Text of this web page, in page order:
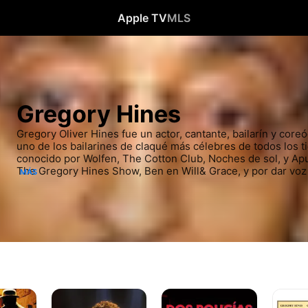
Apple TVMLS
Gregory Hines
Gregory Oliver Hines fue un actor, cantante, bailarín y
uno de los bailarines de claqué más célebres de todos los
conocido por Wolfen, The Cotton Club, Noches de sol, y
The Gregory Hines Show, Ben en Will& Grace, y por dar voz
MÁS
Bruce
Dos
policías
of